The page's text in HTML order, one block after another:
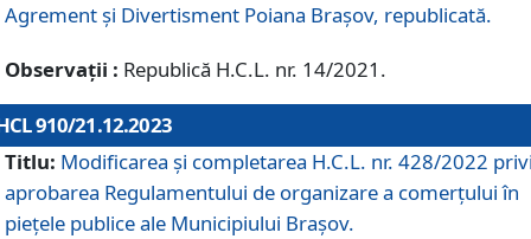
Agrement și Divertisment Poiana Brașov, republicată.
Observații : Republică H.C.L. nr. 14/2021.
910/21.12.2023
Titlu: Modificarea și completarea H.C.L. nr. 428/2022
aprobarea Regulamentului de organizare a comerțului în
piețele publice ale Municipiului Braşov.